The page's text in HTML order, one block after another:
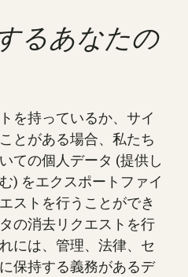
るあなたの
を持っているか、サイ
とがある場合、私たち
ての個人データ (提供し
) をエクスポートファイ
ストを行うことができ
の消去リクエストを行
には、管理、法律、セ
保持する義務があるデ